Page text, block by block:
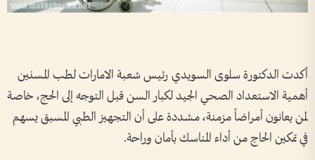
أكدت الدكتورة سلوى السويدي رئيس شعبة الامارات لطب المسنين
أهمية الاستعداد الصحي الجيد لكبار السن قبل التوجه إلى الحج، خاصة
لمن يعانون أمراضاً مزمنة، مشددة على أن التجهيز الطبي المسبق يسهم
في تمكين الحاج من أداء المناسك بأمان وراحة.